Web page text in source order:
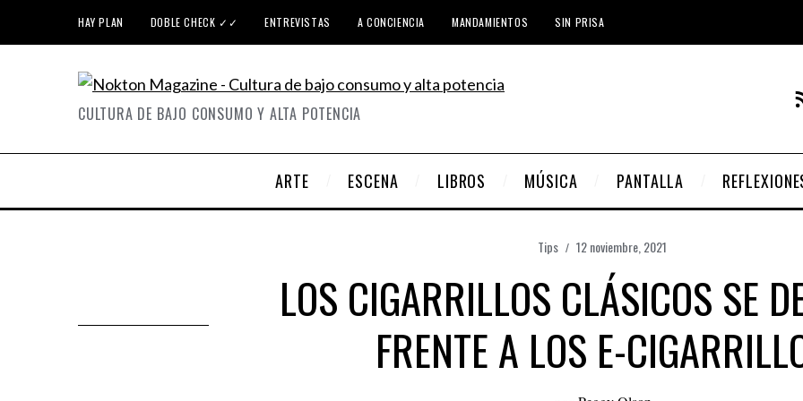
HAY PLAN DOBLE CHECK ✓✓ ENTREVISTAS A CONCIENCIA MANDAMIENTOS SIN PRISA
CULTURA DE BAJO CONSUMO Y ALTA POTENCIA
ARTE ESCENA LIBROS MÚSICA PANTALLA
Tips 12 noviembre, 2021
LOS CIGARRILLOS CLÁSICOS SE
FRENTE A LOS E-